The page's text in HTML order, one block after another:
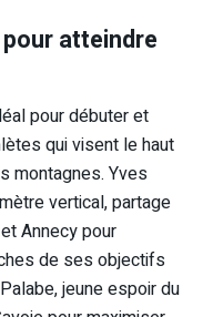
atteindre
pour débuter et
qui visent le haut
montagnes. Yves
vertical, partage
Annecy pour
de ses objectifs
jeune espoir du